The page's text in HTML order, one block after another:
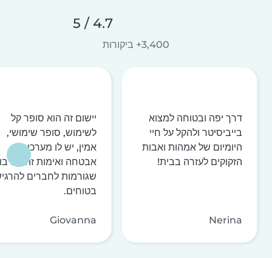
4.7 / 5
3,400+ ביקורות
דרך יפה ובטוחה למצוא
בייביסיטר ולהקל על חיי
היומיום של אמהות ואבות
הזקוקים לעזרה בבית!
Nerina
יישום זה הוא סופר קל
לשימוש, סופר שימושי,
אמין, יש לו מערכות
אבטחה ואימות זהות
שגורמות לחברים
בטוחים.
Giovanna